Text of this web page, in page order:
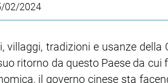
02/2024
villaggi, tradizioni e usanze
ritorno da questo Paese da
il governo cinese sta